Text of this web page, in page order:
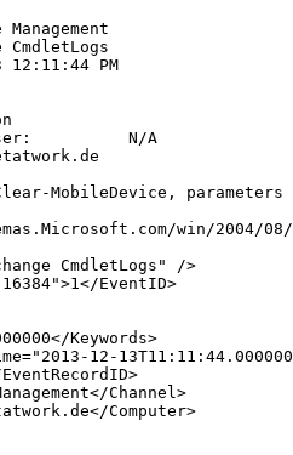
PM
N/A
MobileDevice, parameters
win/2004/
CmdletLogs" />
EventID>
Keywords>
12-
Channel>
Computer>